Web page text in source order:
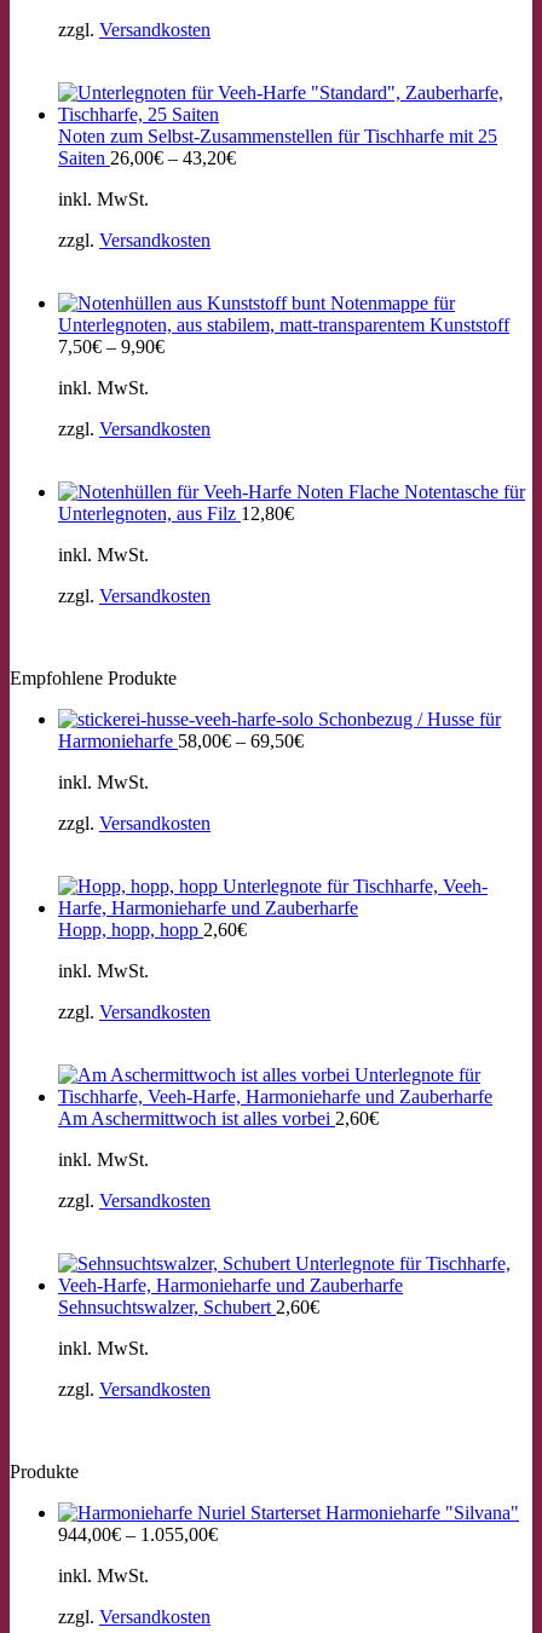
zzgl. Versandkosten
Noten zum Selbst-Zusammenstellen für Tischharfe mit 25
Saiten 26,00€ – 43,20€
inkl. MwSt.
zzgl. Versandkosten
Notenmappe für
Unterlegnoten, aus stabilem, matt-transparentem Kunststoff
7,50€ – 9,90€
inkl. MwSt.
zzgl. Versandkosten
Flache Notentasche für
Unterlegnoten, aus Filz 12,80€
inkl. MwSt.
zzgl. Versandkosten
Empfohlene Produkte
Schonbezug / Husse für
Harmonieharfe 58,00€ – 69,50€
inkl. MwSt.
zzgl. Versandkosten
Hopp, hopp, hopp 2,60€
inkl. MwSt.
zzgl. Versandkosten
Am Aschermittwoch ist alles vorbei 2,60€
inkl. MwSt.
zzgl. Versandkosten
Sehnsuchtswalzer, Schubert 2,60€
inkl. MwSt.
zzgl. Versandkosten
Produkte
Starterset Harmonieharfe "Silvana"
944,00€ – 1.055,00€
inkl. MwSt.
zzgl. Versandkosten